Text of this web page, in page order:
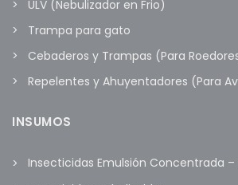
ULV (Nebulizador en Frio)
Trampa para gato
Cebaderos y Trampas (Para
Repelentes y Ahuyentadores (Para
INSUMOS
Insecticidas Emulsión Concentrada –